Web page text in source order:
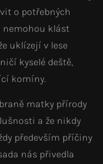
o potřebných
nemohou klást
uklízejí v lese
kyselé deště,
komíny.
matky přírody
a že nikdy
především příčiny
nás přivedla